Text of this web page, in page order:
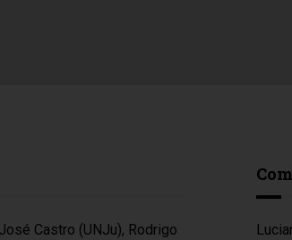
Castro (UNJu), Rodrigo